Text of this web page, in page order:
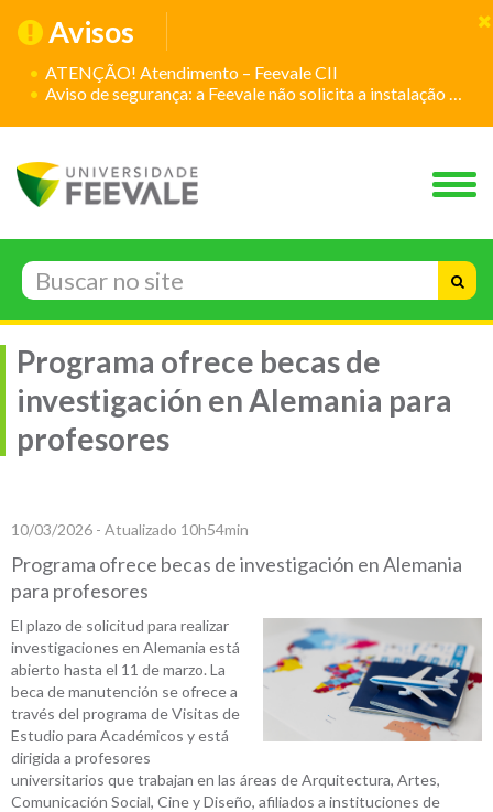
Avisos
ATENÇÃO! Atendimento – Feevale CII
Aviso de segurança: a Feevale não solicita a instalação de aplicativos
Programa ofrece becas de
investigación en Alemania para
profesores
10/03/2026 - Atualizado 10h54min
Programa ofrece becas de investigación en Alemania
para profesores
El plazo de solicitud para realizar
investigaciones en Alemania está
abierto hasta el 11 de marzo. La
beca de manutención se ofrece a
través del programa de Visitas de
Estudio para Académicos y está
dirigida a profesores
universitarios que trabajan en las áreas de Arquitectura, Artes,
Comunicación Social, Cine y Diseño, afiliados a instituciones de